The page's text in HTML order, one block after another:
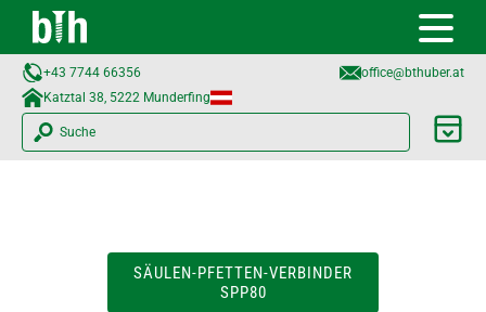
+43 7744 66356
office@bthuber.at​
Katztal 38, 5222 Munderfing
Suche
SÄULEN-PFETTEN-VERBINDER
SPP80